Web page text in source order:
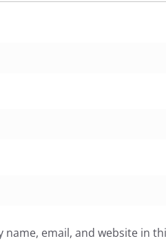
name, email, and website in